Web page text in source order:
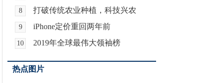
8 打破传统农业种植，科技兴农
9 iPhone定价重回两年前
10 2019年全球最伟大领袖榜
热点图片